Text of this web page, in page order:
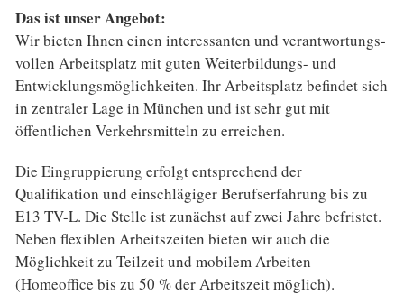
Das ist unser Angebot:
Wir bieten Ihnen einen interessanten und verantwortungs­
vollen Arbeitsplatz mit guten Weiterbildungs- und
Entwicklungs­möglichkeiten. Ihr Arbeitsplatz befindet sich
in zentraler Lage in München und ist sehr gut mit
öffentlichen Verkehrs­mitteln zu erreichen.
Die Eingruppierung erfolgt entsprechend der
Qualifikation und einschlägiger Berufs­erfahrung bis zu
E13 TV-L. Die Stelle ist zunächst auf zwei Jahre befristet.
Neben flexiblen Arbeits­zeiten bieten wir auch die
Möglichkeit zu Teilzeit und mobilem Arbeiten
(Homeoffice bis zu 50 % der Arbeitszeit möglich).